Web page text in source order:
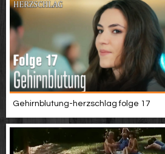
Gehirnblutung-herzschlag folge 17